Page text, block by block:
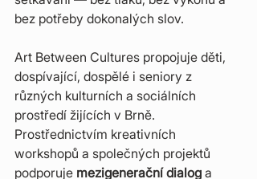
bez potřeby dokonalých slov.
Art Between Cultures propojuje děti,
dospívající, dospělé i seniory z
různých kulturních a sociálních
prostředí žijících v Brně.
Prostřednictvím kreativních
workshopů a společných projektů
podporuje mezigenerační dialog a